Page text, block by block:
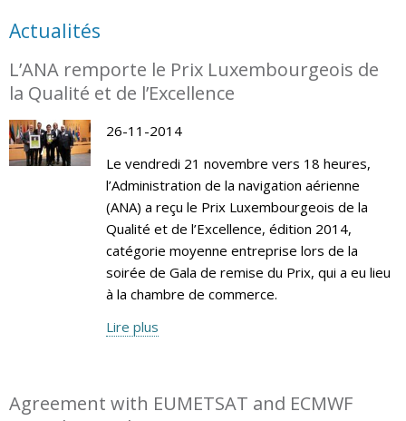
Actualités
L’ANA remporte le Prix Luxembourgeois de
la Qualité et de l’Excellence
26-11-2014
Le vendredi 21 novembre vers 18 heures,
l’Administration de la navigation aérienne
(ANA) a reçu le Prix Luxembourgeois de la
Qualité et de l’Excellence, édition 2014,
catégorie moyenne entreprise lors de la
soirée de Gala de remise du Prix, qui a eu lieu
à la chambre de commerce.
Lire plus
Agreement with EUMETSAT and ECMWF